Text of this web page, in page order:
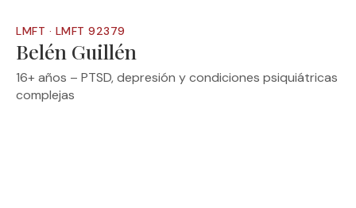
LMFT · LMFT 92379
Belén Guillén
16+ años – PTSD, depresión y condiciones psiquiátricas
complejas